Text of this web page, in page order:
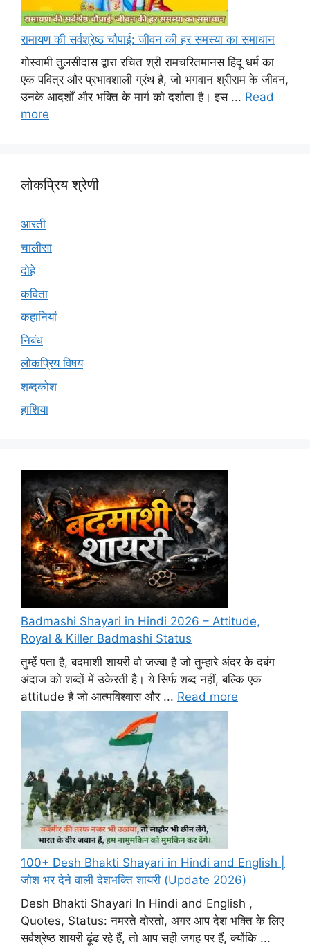
रामायण की सर्वश्रेष्ठ चौपाई: जीवन की हर समस्या का समाधान
गोस्वामी तुलसीदास द्वारा रचित श्री रामचरितमानस हिंदू धर्म का
एक पवित्र और प्रभावशाली ग्रंथ है, जो भगवान श्रीराम के जीवन,
उनके आदर्शों और भक्ति के मार्ग को दर्शाता है। इस ... Read
more
लोकप्रिय श्रेणी
आरती
चालीसा
दोहे
कविता
कहानियां
निबंध
लोकप्रिय विषय
शब्दकोश
हाशिया
Badmashi Shayari in Hindi 2026 – Attitude,
Royal & Killer Badmashi Status
तुम्हें पता है, बदमाशी शायरी वो जज्बा है जो तुम्हारे अंदर के दबंग
अंदाज को शब्दों में उकेरती है। ये सिर्फ शब्द नहीं, बल्कि एक
attitude है जो आत्मविश्वास और ... Read more
100+ Desh Bhakti Shayari in Hindi and English |
जोश भर देने वाली देशभक्ति शायरी (Update 2026)
Desh Bhakti Shayari In Hindi and English ,
Quotes, Status: नमस्ते दोस्तो, अगर आप देश भक्ति के लिए
सर्वश्रेष्ठ शायरी ढूंढ रहे हैं, तो आप सही जगह पर हैं, क्योंकि ...